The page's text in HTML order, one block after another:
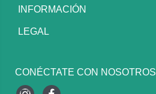
INFORMACIÓN
LEGAL
CONÉCTATE CON NOSOTROS